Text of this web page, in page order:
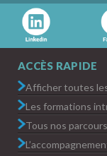
ACCÈS RAPIDE
Afficher toutes
Les formations
Tous nos